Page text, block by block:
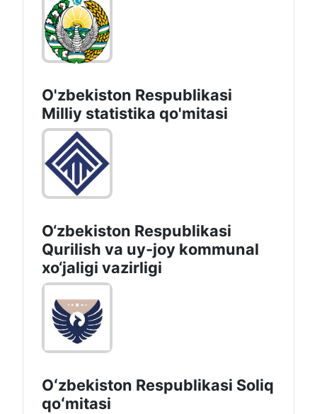
O'zbekiston Respublikasi
Milliy statistika qo'mitasi
O‘zbekiston Respublikasi
Qurilish va uy-joy kommunal
xo‘jaligi vazirligi
Oʻzbekiston Respublikasi Soliq
qoʻmitasi